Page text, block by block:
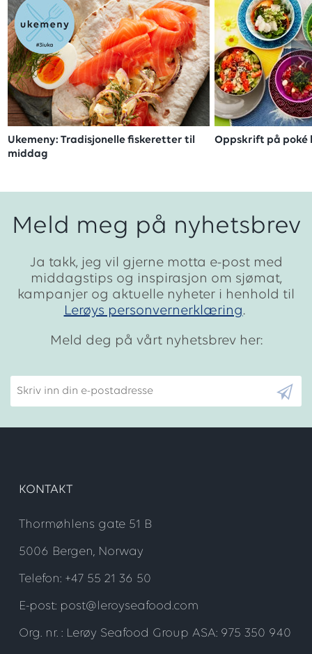
Ukemeny: Tradisjonelle fiskeretter til
middag
Oppskrift på poké
Meld meg på nyhetsbrev
Ja takk, jeg vil gjerne motta e-post med
middagstips og inspirasjon om sjømat,
kampanjer og aktuelle nyheter i henhold til
Lerøys personvernerklæring.
Meld deg på vårt nyhetsbrev her:
KONTAKT
Thormøhlens gate 51 B
5006 Bergen, Norway
Telefon: +47 55 21 36 50
E-post: post@leroyseafood.com
Org. nr. : Lerøy Seafood Group ASA: 975 350 940